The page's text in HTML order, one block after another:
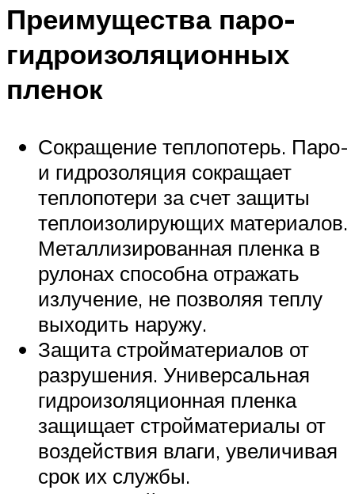
Преимущества паро-
гидроизоляционных
пленок
Сокращение теплопотерь. Паро-
и гидрозоляция сокращает
теплопотери за счет защиты
теплоизолирующих материалов.
Металлизированная пленка в
рулонах способна отражать
излучение, не позволяя теплу
выходить наружу.
Защита стройматериалов от
разрушения. Универсальная
гидроизоляционная пленка
защищает стройматериалы от
воздействия влаги, увеличивая
срок их службы.